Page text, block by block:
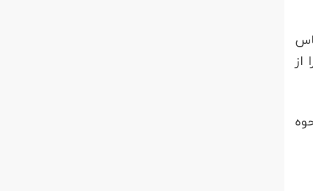
تا بر اساس
های هوایی اراضی روستای سال 1342 و نحوه